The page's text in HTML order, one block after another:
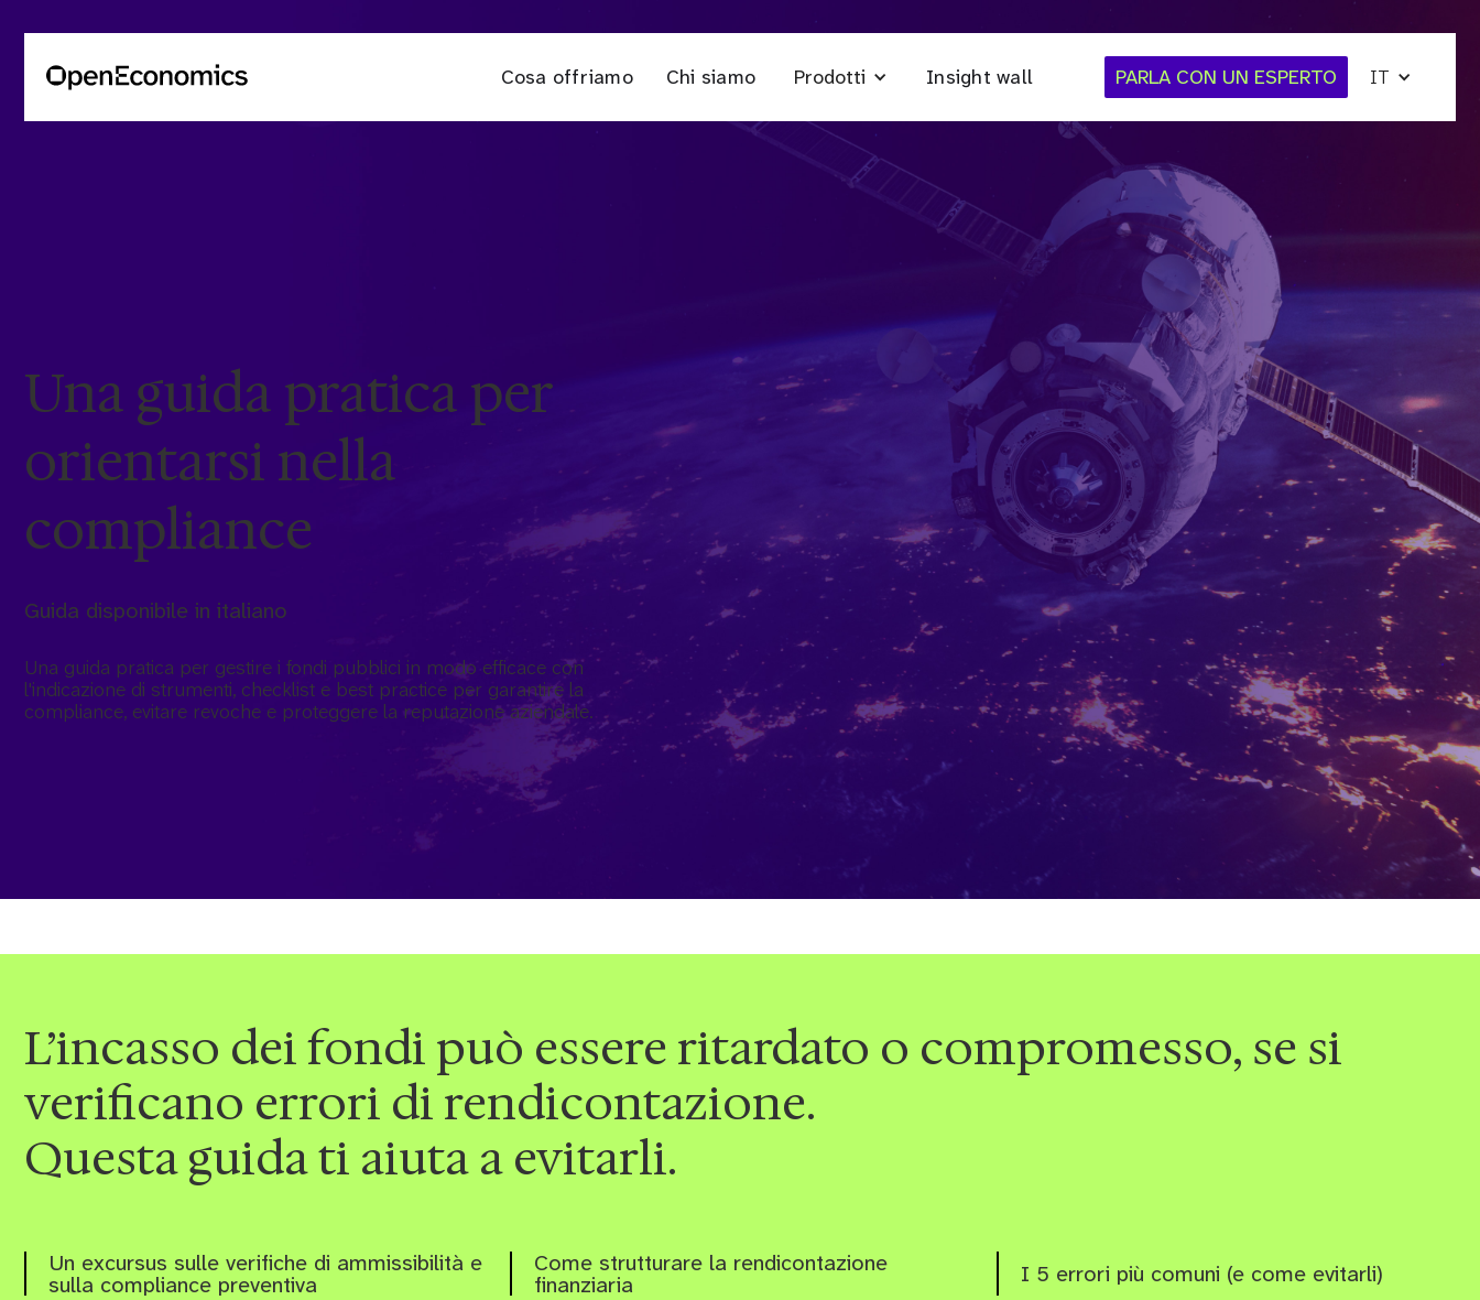
Cosa offriamo Chi siamo Prodotti Insight wall PARLA CON UN ESPERTO IT
Una guida pratica per
orientarsi nella
compliance
Guida disponibile in italiano
Una guida pratica per gestire i fondi pubblici in modo efficace con
l'indicazione di strumenti, checklist e best practice per garantire la
compliance, evitare revoche e proteggere la reputazione aziendale.
L’incasso dei fondi può essere ritardato o compromesso, se si
verificano errori di rendicontazione.
Questa guida ti aiuta a evitarli.
Un excursus sulle verifiche di ammissibilità e
sulla compliance preventiva
Come strutturare la rendicontazione
finanziaria I 5 errori più comuni (e come evitarli)